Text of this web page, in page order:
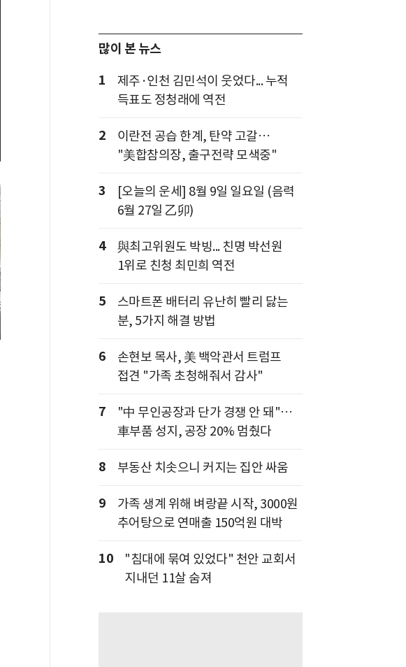
많이 본 뉴스
1
제주·인천 김민석이 웃었다... 누적
득표도 정청래에 역전
2
이란전 공습 한계, 탄약 고갈…
"美합참의장, 출구전략 모색중"
3
[오늘의 운세] 8월 9일 일요일 (음력
6월 27일 乙卯)
4
與최고위원도 박빙... 친명 박선원
1위로 친청 최민희 역전
5
스마트폰 배터리 유난히 빨리 닳는
분, 5가지 해결 방법
6
손현보 목사, 美 백악관서 트럼프
접견 "가족 초청해줘서 감사"
7
"中 무인공장과 단가 경쟁 안 돼"…
車부품 성지, 공장 20% 멈췄다
8 부동산 치솟으니 커지는 집안 싸움
9
가족 생계 위해 벼랑끝 시작, 3000원
추어탕으로 연매출 150억원 대박
10
"침대에 묶여 있었다" 천안 교회서
지내던 11살 숨져